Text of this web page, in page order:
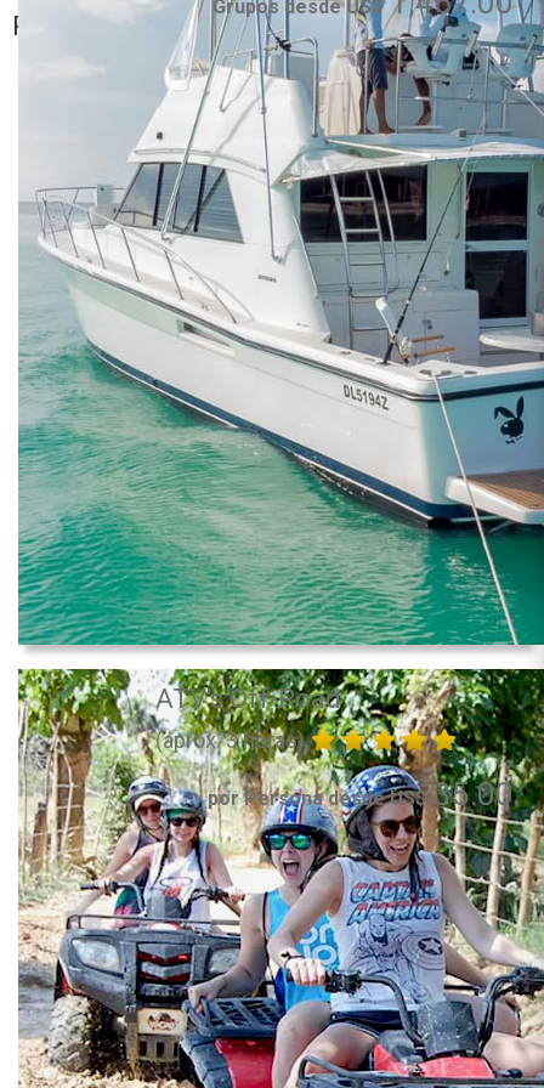
Romana
Bayahibe
Grupos desde US$
ATV's Off-Road
(aprox. 3 horas)
por Persona desde US$35.00